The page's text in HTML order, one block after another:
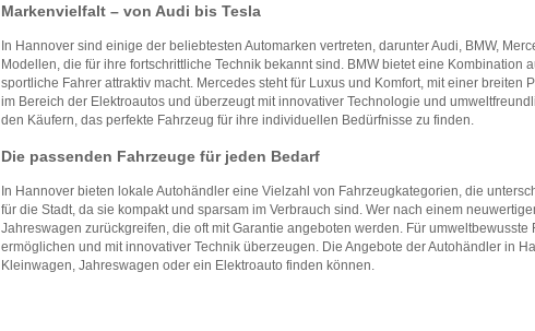
Markenvielfalt – von Audi bis Tesla
In Hannover sind einige der beliebtesten Automarken vertreten, darunter Audi, BMW,
Modellen, die für ihre fortschrittliche Technik bekannt sind. BMW bietet eine Kombination
sportliche Fahrer attraktiv macht. Mercedes steht für Luxus und Komfort, mit einer
im Bereich der Elektroautos und überzeugt mit innovativer Technologie und
den Käufern, das perfekte Fahrzeug für ihre individuellen Bedürfnisse zu finden.
Die passenden Fahrzeuge für jeden Bedarf
In Hannover bieten lokale Autohändler eine Vielzahl von Fahrzeugkategorien, die
für die Stadt, da sie kompakt und sparsam im Verbrauch sind. Wer nach einem
Jahreswagen zurückgreifen, die oft mit Garantie angeboten werden. Für
ermöglichen und mit innovativer Technik überzeugen. Die Angebote der Autohändler in
Kleinwagen, Jahreswagen oder ein Elektroauto finden können.